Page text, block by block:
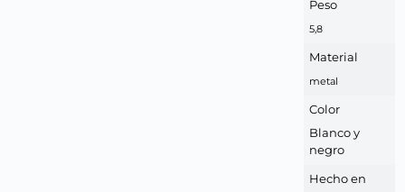
Peso
5,8
Material
metal
Color
Blanco y
negro
Hecho en